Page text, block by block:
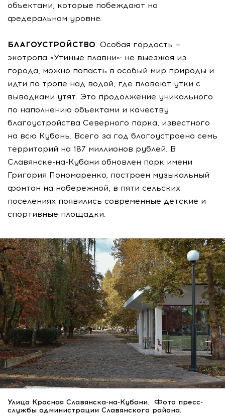
объектами, которые побеждают на
федеральном уровне.
БЛАГОУСТРОЙСТВО. Особая гордость —
экотропа «Утиные плавни»: не выезжая из
города, можно попасть в особый мир природы и
идти по тропе над водой, где плавают утки с
выводками утят. Это продолжение уникального
по наполнению объектами и качеству
благоустройства Северного парка, известного
на всю Кубань. Всего за год благоустроено семь
территорий на 187 миллионов рублей. В
Славянске-на-Кубани обновлен парк имени
Григория Пономаренко, построен музыкальный
фонтан на набережной, в пяти сельских
поселениях появились современные детские и
спортивные площадки.
Улица Красная Славянска-на-Кубани. Фото пресс-
службы администрации Славянского района.